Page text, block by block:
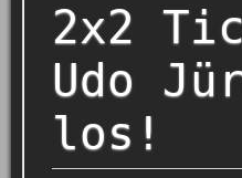
2x2
Udo
los!